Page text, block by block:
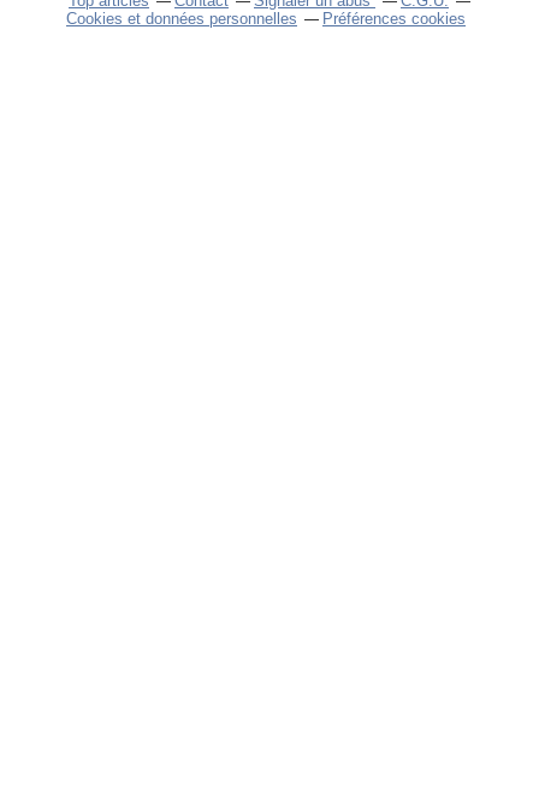
Cookies et données personnelles
Préférences cookies